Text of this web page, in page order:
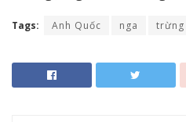
Tags: Anh Quốc nga